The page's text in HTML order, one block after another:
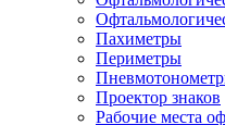
Пахиметры
Периметры
Проектор знаков
Рабочие места